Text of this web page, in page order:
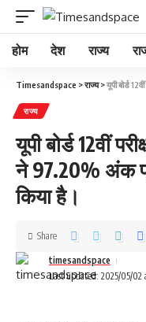
होम देश राज्य
Timesandspace >राज्य>यूपी बोर्ड 12वीं
राज्य
यूपी बोर्ड 12वीं
ने 97.20% अंक
किया है।
Last updated: 2025/05/02
timesandspace
Share